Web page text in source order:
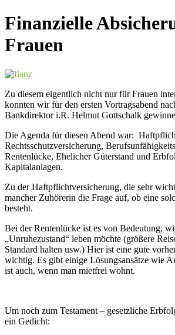
Finanzielle
Frauen
Zu diesem eigentlich nicht nur für Frauen
konnten wir für den ersten Vortragsabend
Bankdirektor i.R. Helmut Gottschalk
Die Agenda für diesen Abend war:
Rechtsschutzversicherung,
Rentenlücke, Ehelicher Güterstand und
Kapitalanlagen.
Zu der Haftpflichtversicherung, die sehr
mancher Zuhörerin die Frage auf, ob eine
besteht.
Bei der Rentenlücke ist es von Bedeutung,
„Unruhezustand“ leben möchte (größere
Standard halten usw.) Hier ist eine gute
wichtig. Es gibt einige Lösungsansätze wie
ist auch, wenn man mietfrei wohnt.
Um noch zum Testament – gesetzliche
ein Gedicht: